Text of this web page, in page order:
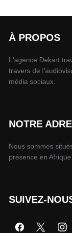
À PROPOS
L'agence Dekart
travers de
média sociaux.
NOTRE
Nous sommes
présence en
SUIVEZ-